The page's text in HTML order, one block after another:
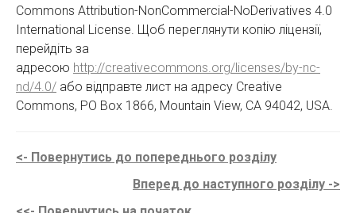
Commons Attribution-NonCommercial-NoDerivatives 4.0
International License. Щоб переглянути копію ліцензії,
перейдіть за
адресою http://creativecommons.org/licenses/by-nc-
nd/4.0/ або відправте лист на адресу Creative
Commons, PO Box 1866, Mountain View, CA 94042, USA.
<- Повернутись до попереднього розділу
Вперед до наступного розділу ->